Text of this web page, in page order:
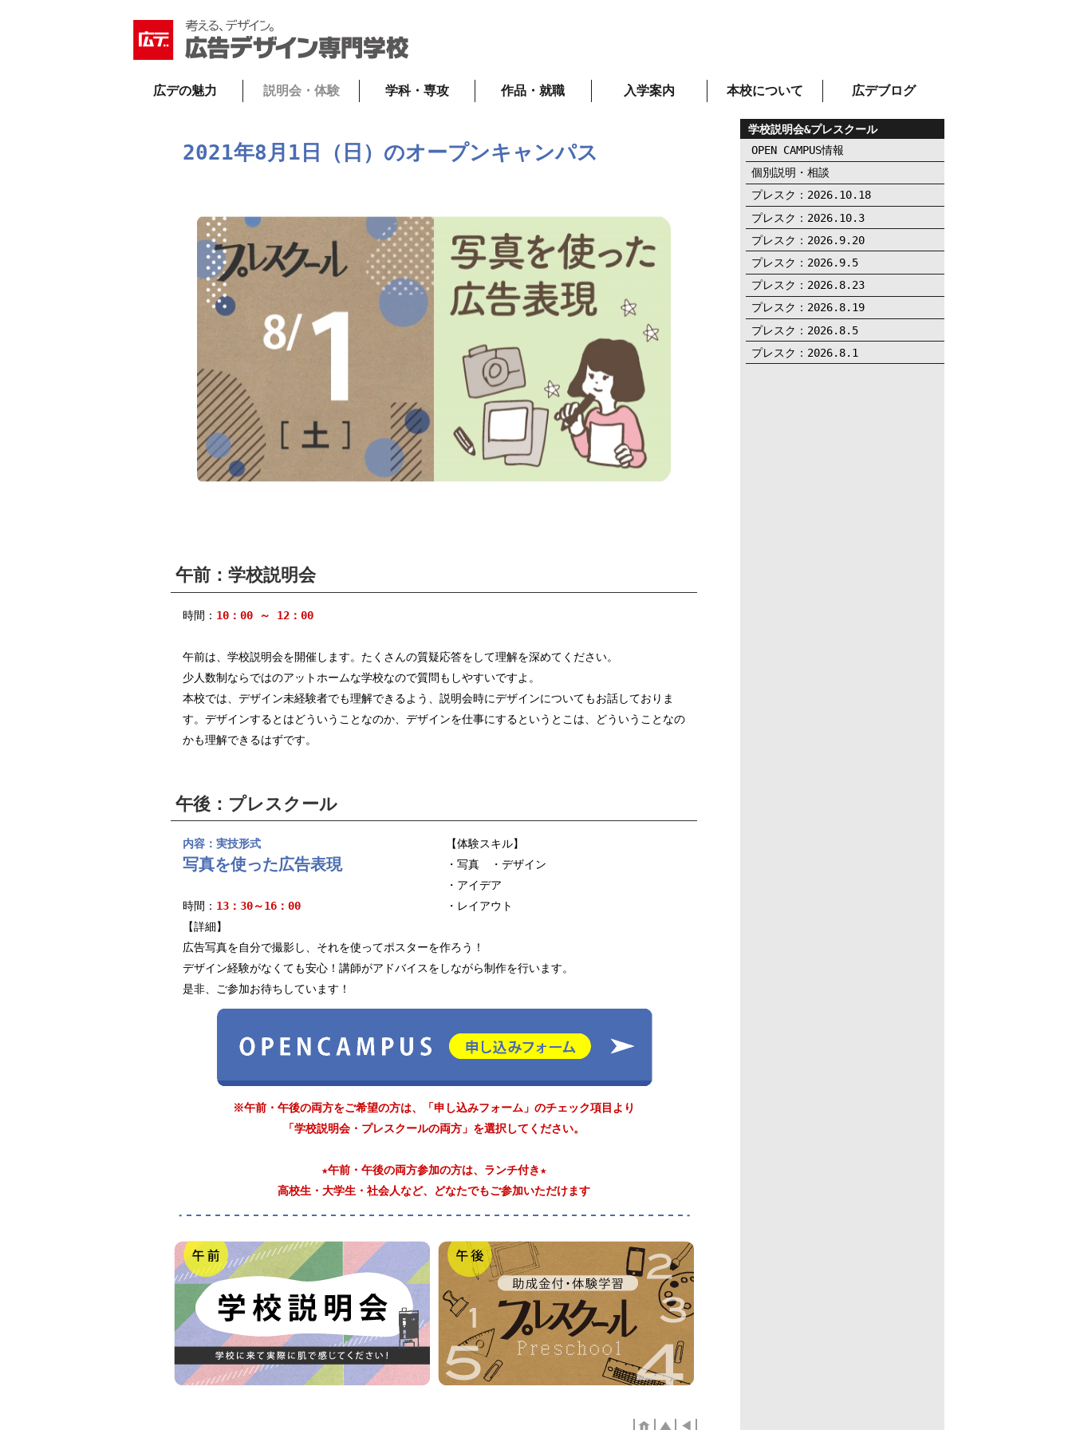
広デの魅力 説明会・体験 学科・専攻 作品・就職 入学案内 本校について 広デブログ
2021年8月1日（日）のオープンキャンパス
午前：学校説明会
時間： 10：00 ～ 12：00
午前は、学校説明会を開催します。たくさんの質疑応答をして理解を深めてください。
少人数制ならではのアットホームな学校なので質問もしやすいですよ。
本校では、デザイン未経験者でも理解できるよう、説明会時にデザインについてもお話しておりま
す。デザインするとはどういうことなのか、デザインを仕事にするというとこは、どういうことなの
かも理解できるはずです。
午後：プレスクール
内容：実技形式
写真を使った広告表現
時間： 13：30～16：00
【体験スキル】
・写真 ・デザイン
・アイデア
・レイアウト
【詳細】
広告写真を自分で撮影し、それを使ってポスターを作ろう！
デザイン経験がなくても安心！講師がアドバイスをしながら制作を行います。
是非、ご参加お待ちしています！
※午前・午後の両方をご希望の方は、「申し込みフォーム」のチェック項目より
「学校説明会・プレスクールの両方」を選択してください。
★午前・午後の両方参加の方は、ランチ付き★
高校生・大学生・社会人など、どなたでもご参加いただけます
学校説明会&プレスクール
OPEN CAMPUS情報
個別説明・相談
プレスク：2026.10.18
プレスク：2026.10.3
プレスク：2026.9.20
プレスク：2026.9.5
プレスク：2026.8.23
プレスク：2026.8.19
プレスク：2026.8.5
プレスク：2026.8.1